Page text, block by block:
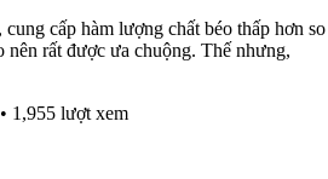
cấp hàm lượng chất béo thấp hơn so
nên rất được ưa chuộng. Thế nhưng,
• 1,955 lượt xem